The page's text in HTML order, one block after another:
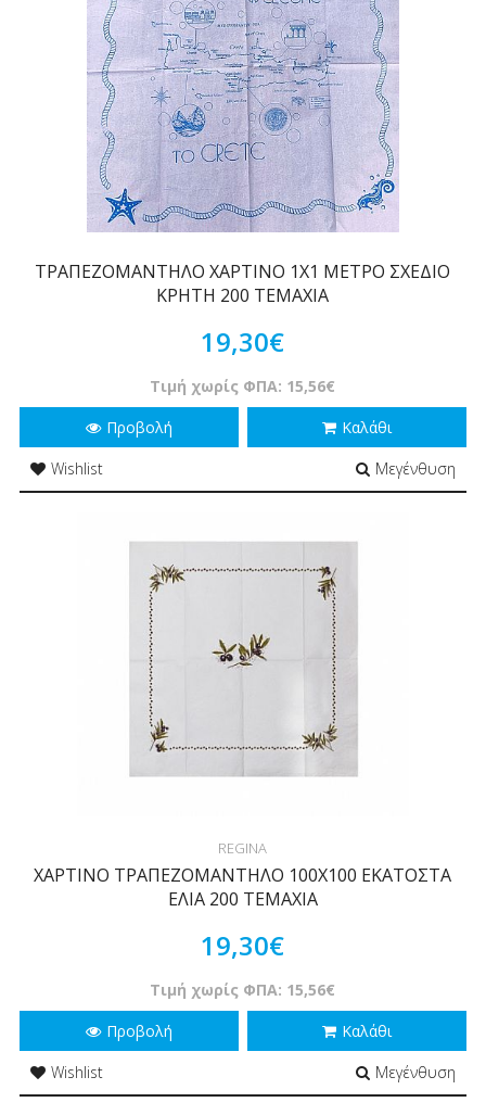
ΤΡΑΠΕΖΟΜΑΝΤΗΛΟ ΧΑΡΤΙΝΟ 1Χ1 ΜΕΤΡΟ ΣΧΕΔΙΟ
ΚΡΗΤΗ 200 ΤΕΜΑΧΙΑ
19,30€
Τιμή χωρίς ΦΠΑ: 15,56€
Προβολή
Καλάθι
Wishlist
Μεγένθυση
REGINA
ΧΑΡΤΙΝΟ ΤΡΑΠΕΖΟΜΑΝΤΗΛΟ 100Χ100 ΕΚΑΤΟΣΤΑ
ΕΛΙΑ 200 ΤΕΜΑΧΙΑ
19,30€
Τιμή χωρίς ΦΠΑ: 15,56€
Προβολή
Καλάθι
Wishlist
Μεγένθυση